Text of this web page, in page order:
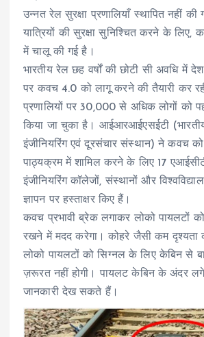
उन्नत रेल सुरक्षा प्रणालियाँ स्थापित नहीं
यात्रियों की सुरक्षा सुनिश्चित करने के लिए,
में चालू की गई है।
भारतीय रेल छह वर्षों की छोटी सी अवधि में देश
पर कवच 4.0 को लागू करने की तैयारी कर
प्रणालियों पर 30,000 से अधिक लोगों को
किया जा चुका है। आईआरआईएसईटी
इंजीनियरिंग एवं दूरसंचार संस्थान) ने कवच
पाठ्यक्रम में शामिल करने के लिए 17
इंजीनियरिंग कॉलेजों, संस्थानों और
ज्ञापन पर हस्ताक्षर किए हैं।
कवच प्रभावी ब्रेक लगाकर लोको पायलटों
रखने में मदद करेगा। कोहरे जैसी कम दृश्यता
लोको पायलटों को सिग्नल के लिए केबिन से
ज़रूरत नहीं होगी। पायलट केबिन के अंदर लगे
जानकारी देख सकते हैं।